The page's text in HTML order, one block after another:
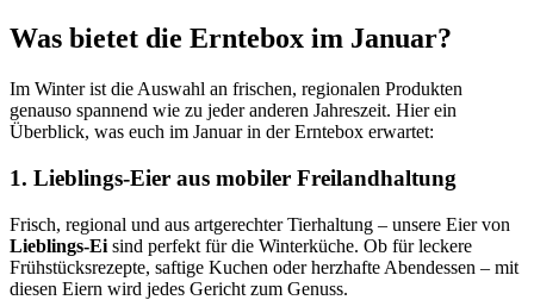
Was bietet die Erntebox im Januar?
Im Winter ist die Auswahl an frischen, regionalen Produkten
genauso spannend wie zu jeder anderen Jahreszeit. Hier ein
Überblick, was euch im Januar in der Erntebox erwartet:
1. Lieblings-Eier aus mobiler Freilandhaltung
Frisch, regional und aus artgerechter Tierhaltung – unsere Eier von
Lieblings-Ei sind perfekt für die Winterküche. Ob für leckere
Frühstücksrezepte, saftige Kuchen oder herzhafte Abendessen – mit
diesen Eiern wird jedes Gericht zum Genuss.